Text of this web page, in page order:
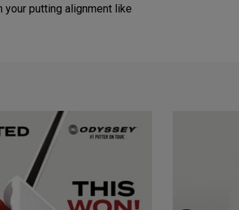
your putting alignment like